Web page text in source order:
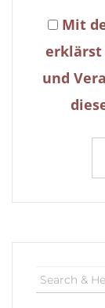
Mit
erklärst
und